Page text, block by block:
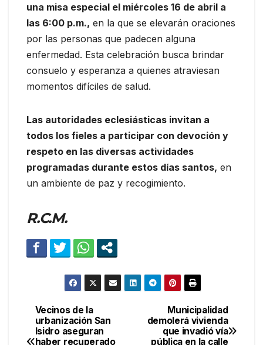
una misa especial el miércoles 16 de abril a
las 6:00 p.m., en la que se elevarán oraciones
por las personas que padecen alguna
enfermedad. Esta celebración busca brindar
consuelo y esperanza a quienes atraviesan
momentos difíciles de salud.
Las autoridades eclesiásticas invitan a
todos los fieles a participar con devoción y
respeto en las diversas actividades
programadas durante estos días santos, en
un ambiente de paz y recogimiento.
R.C.M.
Navegación
de
Municipalidad
demolerá vivienda
que invadió vía
pública en la calle
Vecinos de la
urbanización San
Isidro aseguran
haber recuperado